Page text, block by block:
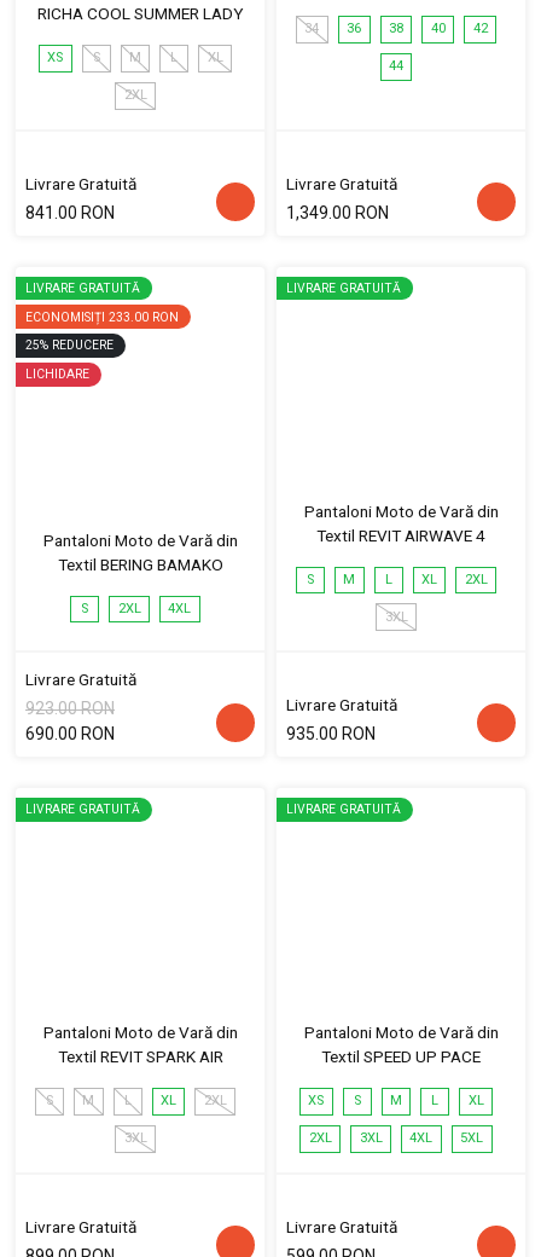
RICHA COOL SUMMER LADY
XS S M L XL
2XL
Livrare Gratuită
841.00 RON
34 36 38 40 42
44
Livrare Gratuită
1,349.00 RON
LIVRARE GRATUITĂ
ECONOMISIȚI 233.00 RON
25% REDUCERE
LICHIDARE
Pantaloni Moto de Vară din
Textil BERING BAMAKO
S 2XL 4XL
Livrare Gratuită
923.00 RON
690.00 RON
LIVRARE GRATUITĂ
Pantaloni Moto de Vară din
Textil REVIT AIRWAVE 4
S M L XL 2XL
3XL
Livrare Gratuită
935.00 RON
LIVRARE GRATUITĂ
Pantaloni Moto de Vară din
Textil REVIT SPARK AIR
S M L XL 2XL
3XL
Livrare Gratuită
LIVRARE GRATUITĂ
Pantaloni Moto de Vară din
Textil SPEED UP PACE
XS S M L XL
2XL 3XL 4XL 5XL
Livrare Gratuită